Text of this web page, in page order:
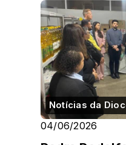
Notícias da
04/06/2026